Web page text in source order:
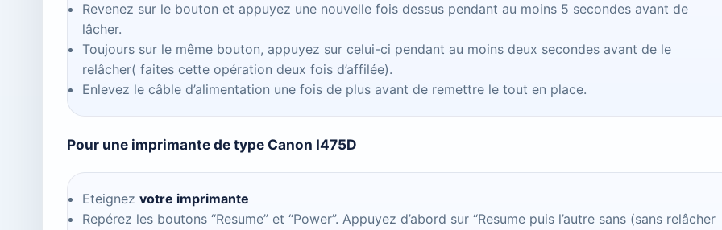
Revenez sur le bouton et appuyez une nouvelle fois dessus pendant au moins 5 secondes avant de
lâcher.
Toujours sur le même bouton, appuyez sur celui-ci pendant au moins deux secondes avant de le
relâcher( faites cette opération deux fois d’affilée).
Enlevez le câble d’alimentation une fois de plus avant de remettre le tout en place.
Pour une imprimante de type Canon I475D
Eteignez votre imprimante
Repérez les boutons “Resume” et “Power”. Appuyez d’abord sur “Resume puis l’autre sans (sans relâcher